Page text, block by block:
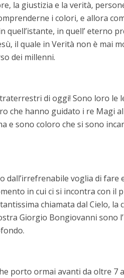
la giustizia e la verità,
i colori, e allora
quell’istante, in quell’ eterno
il quale in Verità non è mai
dei millenni.
di oggi! Sono loro le
che hanno guidato i re Magi
e sono coloro che si sono
dall’irrefrenabile voglia di fare
in cui ci si incontra con il
chiamata dal Cielo,
Giorgio Bongiovanni sono
porto ormai avanti da oltre 7